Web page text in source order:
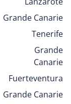
Grande Canarie
Tenerife
Grande
Canarie
Fuerteventura
Grande Canarie